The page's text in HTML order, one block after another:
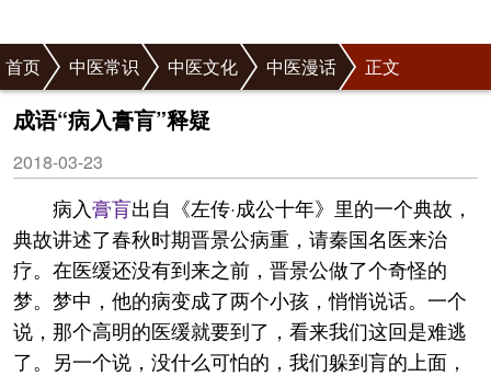
首页 中医常识 中医文化 中医漫话 正文
成语“病入膏肓”释疑
2018-03-23
病入膏肓出自《左传·成公十年》里的一个典故，
典故讲述了春秋时期晋景公病重，请秦国名医来治
疗。在医缓还没有到来之前，晋景公做了个奇怪的
梦。梦中，他的病变成了两个小孩，悄悄说话。一个
说，那个高明的医缓就要到了，看来我们这回是难逃
了。另一个说，没什么可怕的，我们躲到肓的上面，